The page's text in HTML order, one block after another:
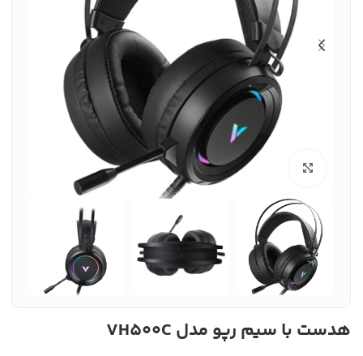
بزرگنمایی تصویر
هدست با سیم رپو مدل VH500C